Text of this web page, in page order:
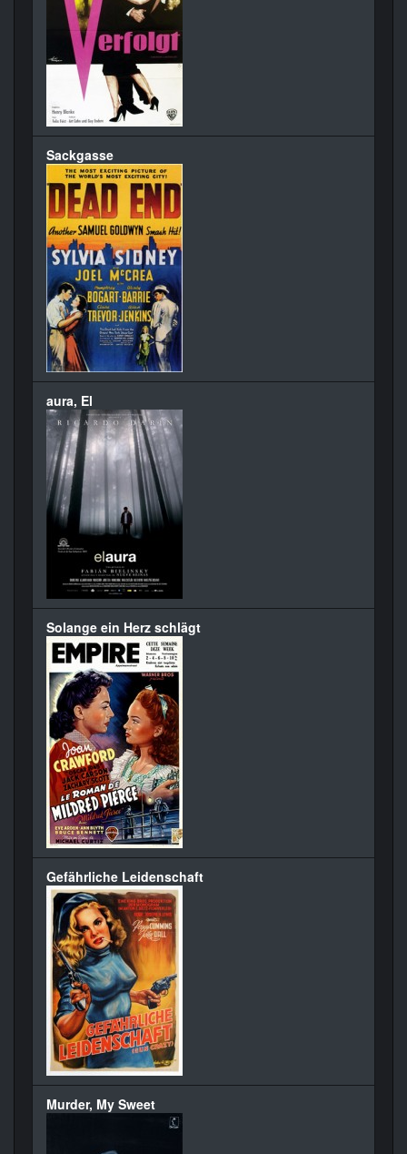
Sackgasse
aura, El
Solange ein Herz schlägt
Gefährliche Leidenschaft
Murder, My Sweet